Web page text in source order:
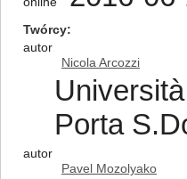
Twórcy
autor
Nicola Arcozzi
Porta
autor
Pavel Mozolyako